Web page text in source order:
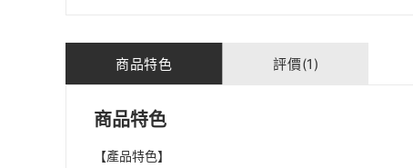
商品特色 評價(1)
商品特色
【產品特色】